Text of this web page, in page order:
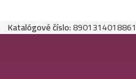
Katalógové číslo:8901314018861